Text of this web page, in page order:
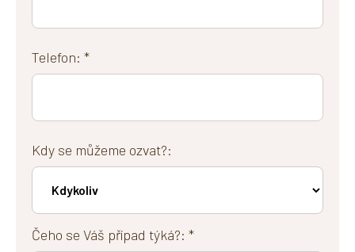
Telefon: *
Kdy se můžeme ozvat?:
Čeho se Váš případ týká?: *